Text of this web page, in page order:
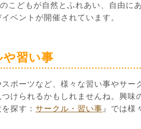
こどもが自然とふれあい、自由に
ベントが開催されています。
習い事
ポーツなど、様々な習い事やサ
けられるかもしれませんね。興味
探す： サークル・習い事 』では様